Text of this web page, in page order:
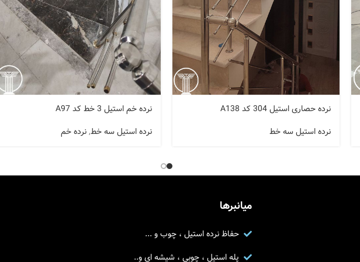
نرده حصاری استیل 304 کد A138
نرده استیل سه خط
نرده خم استیل 3 خط کد A97
نرده استیل سه خط,نرده خم
میانبرها
حفاظ نرده استیل ، چوب و ...
پله استیل ، چوبی ، شیشه ای و..